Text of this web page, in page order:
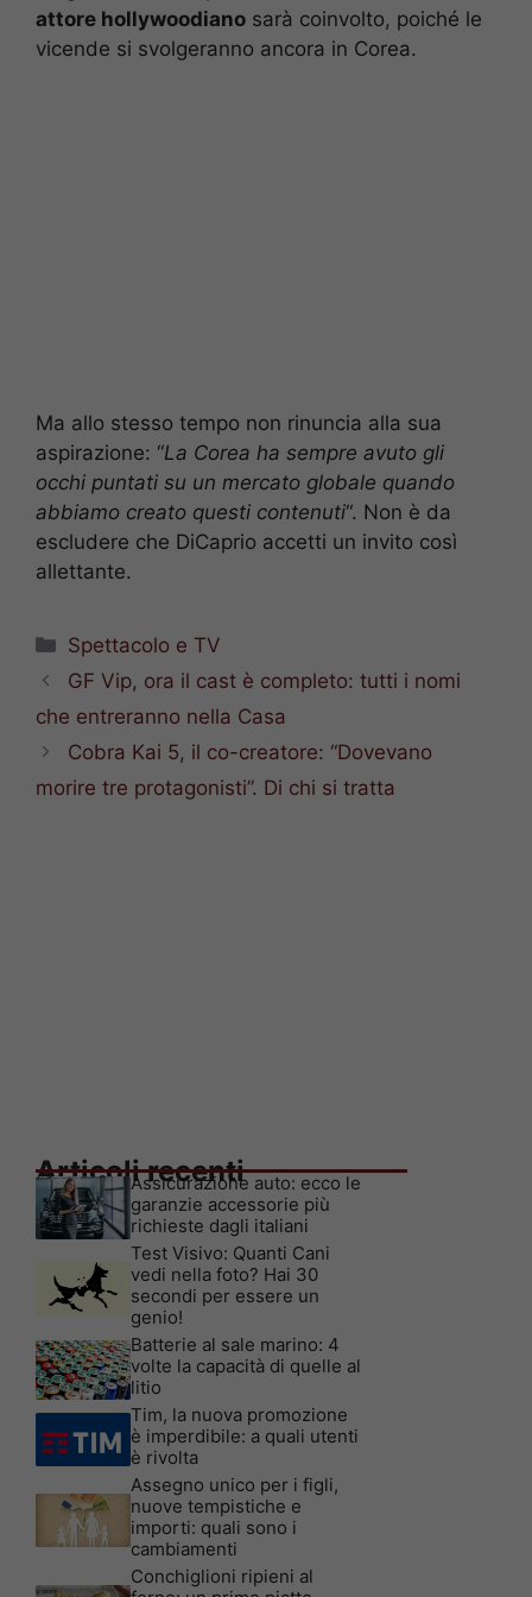
attore hollywoodiano sarà coinvolto, poiché le
vicende si svolgeranno ancora in Corea.
Ma allo stesso tempo non rinuncia alla sua
aspirazione: “La Corea ha sempre avuto gli
occhi puntati su un mercato globale quando
abbiamo creato questi contenuti“. Non è da
escludere che DiCaprio accetti un invito così
allettante.
Categorie
Spettacolo e TV
GF Vip, ora il cast è completo: tutti i nomi
che entreranno nella Casa
Cobra Kai 5, il co-creatore: “Dovevano
morire tre protagonisti”. Di chi si tratta
Articoli recenti
Assicurazione auto: ecco le
garanzie accessorie più
richieste dagli italiani
Test Visivo: Quanti Cani
vedi nella foto? Hai 30
secondi per essere un
genio!
Batterie al sale marino: 4
volte la capacità di quelle al
litio
Tim, la nuova promozione
è imperdibile: a quali utenti
è rivolta
Assegno unico per i figli,
nuove tempistiche e
importi: quali sono i
cambiamenti
Conchiglioni ripieni al